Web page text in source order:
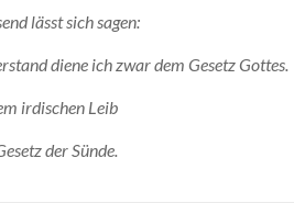
lässt sich sagen:
diene ich zwar dem Gesetz Gottes.
irdischen Leib
der Sünde.